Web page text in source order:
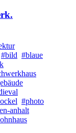
#bild #blaue
#photo
anhalt